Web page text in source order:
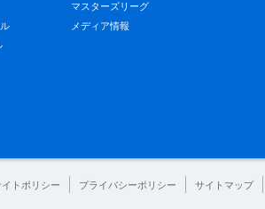
マスターズリーグ
メディア情報
イトポリシー プライバシーポリシー サイトマップ